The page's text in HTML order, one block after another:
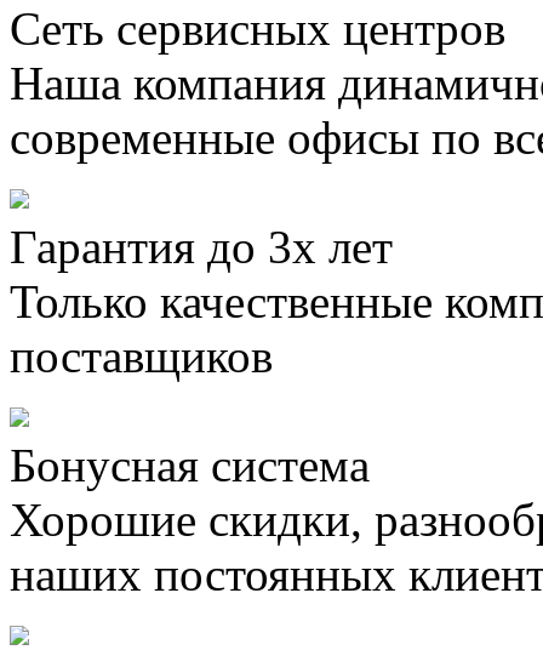
Сеть сервисных центров
Наша компания
современные офисы по
Гарантия до 3х лет
Только качественные
поставщиков
Бонусная система
Хорошие скидки,
наших постоянных